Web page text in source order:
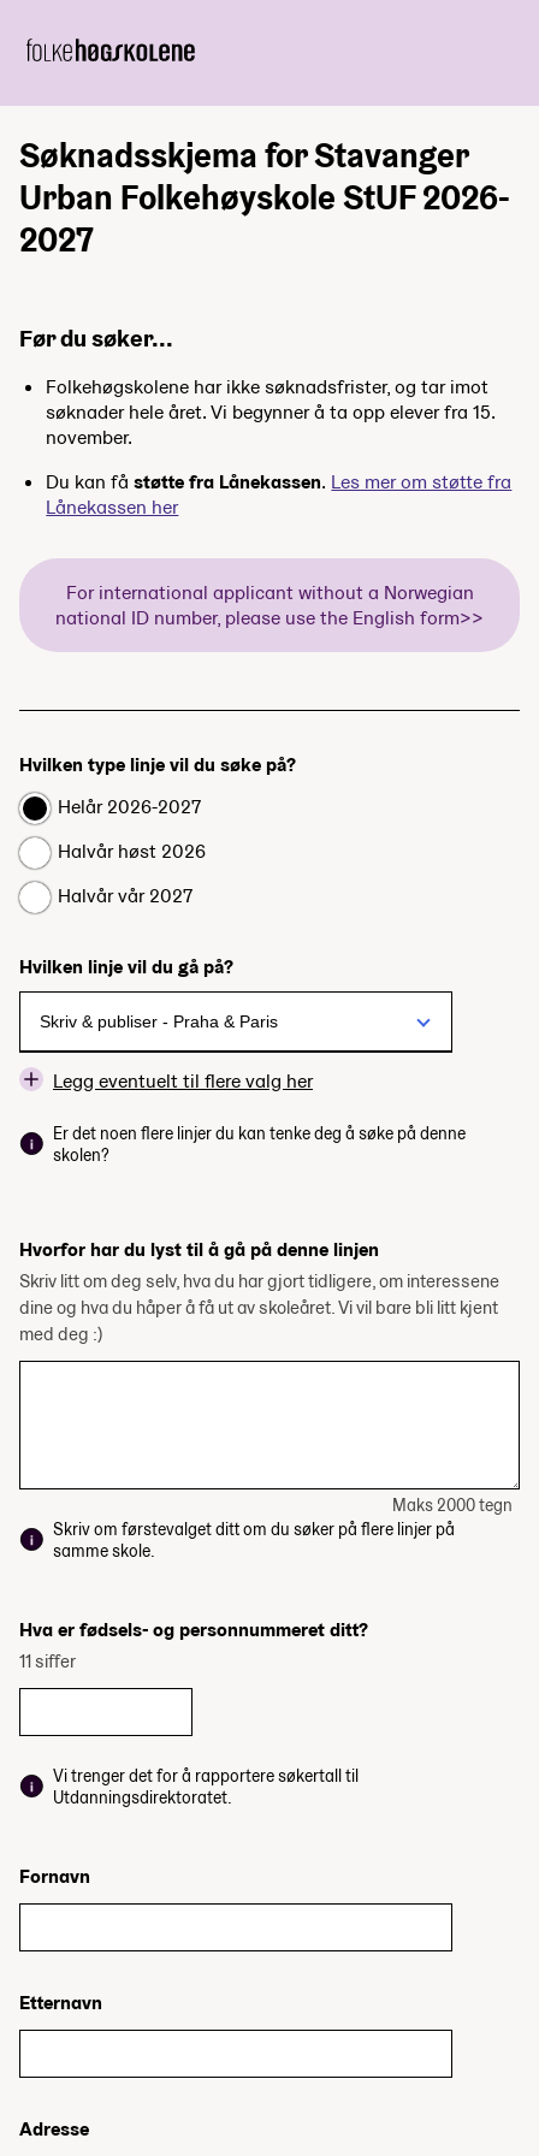
Søknadsskjema for Stavanger
Urban Folkehøyskole StUF 2026-
2027
Før du søker...
Folkehøgskolene har ikke søknadsfrister, og tar imot
søknader hele året. Vi begynner å ta opp elever fra 15.
november.
Du kan fåstøtte fra Lånekassen. Les mer om støtte fra
Lånekassen her
For international applicant without a Norwegian
national ID number, please use the English form>>
Hvilken type linje vil du søke på?
Helår 2026-2027
Halvår høst 2026
Halvår vår 2027
Hvilken linje vil du gå på?
Legg eventuelt til flere valg her
Er det noen flere linjer du kan tenke deg å søke på denne
skolen?
Hvorfor har du lyst til å gå på denne linjen
Skriv litt om deg selv, hva du har gjort tidligere, om interessene
dine og hva du håper å få ut av skoleåret. Vi vil bare bli litt kjent
med deg :)
Maks 2000 tegn
Skriv om førstevalget ditt om du søker på flere linjer på
samme skole.
Hva er fødsels- og personnummeret ditt?
11 siffer
Vi trenger det for å rapportere søkertall til
Utdanningsdirektoratet.
Fornavn
Etternavn
Adresse